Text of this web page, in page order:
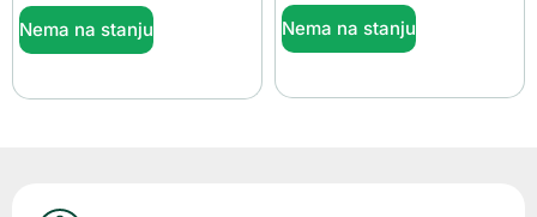
Nema na stanju Nema na stanju